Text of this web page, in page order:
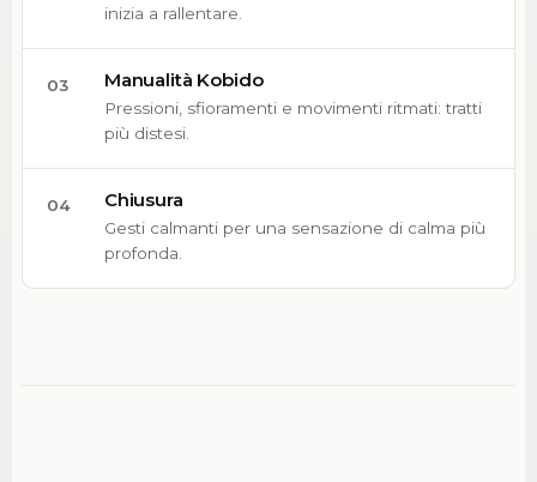
inizia a rallentare.
03 Manualità Kobido
Pressioni, sfioramenti e movimenti ritmati: tratti
più distesi.
04 Chiusura
Gesti calmanti per una sensazione di calma più
profonda.